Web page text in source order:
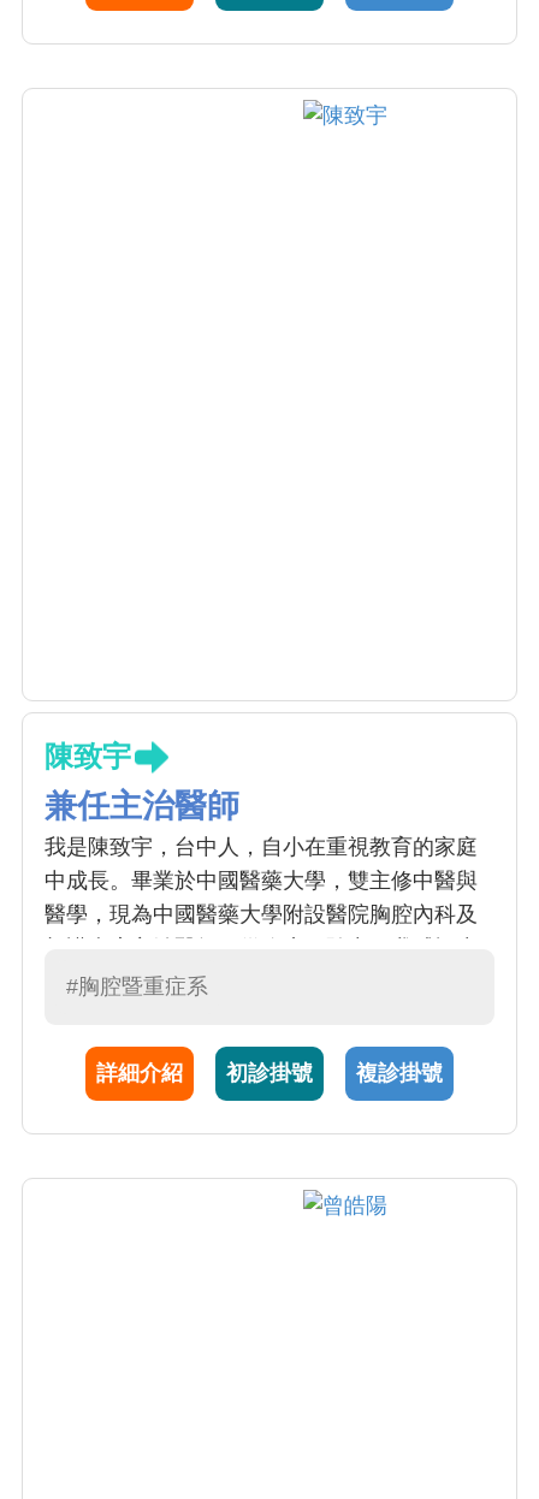
陳致宇
兼任主治醫師
我是陳致宇，台中人，自小在重視教育的家庭
中成長。畢業於中國醫藥大學，雙主修中醫與
醫學，現為中國醫藥大學附設醫院胸腔內科及
命的珍貴，並致力於結合資料科學與醫學，推
#胸腔暨重症系
詳細介紹 初診掛號 複診掛號